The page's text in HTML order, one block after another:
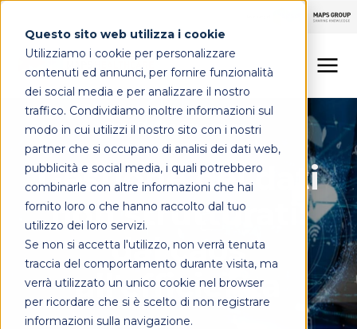
Questo sito web utilizza i cookie
Utilizziamo i cookie per personalizzare
contenuti ed annunci, per fornire funzionalità
dei social media e per analizzare il nostro
traffico. Condividiamo inoltre informazioni sul
modo in cui utilizzi il nostro sito con i nostri
partner che si occupano di analisi dei dati web,
pubblicità e social media, i quali potrebbero
combinarle con altre informazioni che hai
fornito loro o che hanno raccolto dal tuo
utilizzo dei loro servizi.
Se non si accetta l'utilizzo, non verrà tenuta
traccia del comportamento durante visita, ma
verrà utilizzato un unico cookie nel browser
per ricordare che si è scelto di non registrare
informazioni sulla navigazione.
LINEE DI OFFERTA
MAPS HEALTHCARE
FOCUS
CONTATTI
Data Driven Governance
Gestione dei dati
non strutturati:
dal caos
all'efficienza